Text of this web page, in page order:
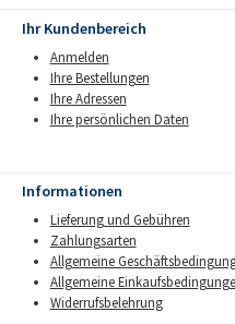
Ihr Kundenbereich
Anmelden
Ihre Bestellungen
Ihre Adressen
Ihre persönlichen Daten
Informationen
Lieferung und Gebühren
Zahlungsarten
Allgemeine
Allgemeine
Widerrufsbelehrung